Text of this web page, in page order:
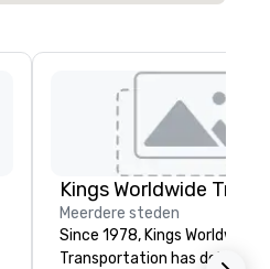
Meerdere steden
Since 1978, Kings Worldwide
Transportation has delivered